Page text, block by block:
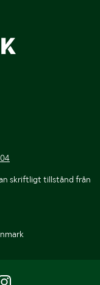
skriftligt tillstånd från